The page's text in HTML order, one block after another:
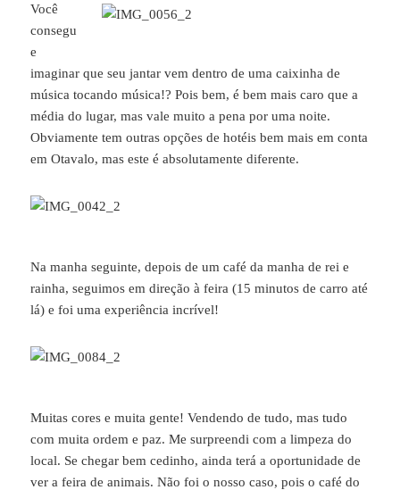
Você
consegu
e
imaginar que seu jantar vem dentro de uma caixinha de
música tocando música!? Pois bem, é bem mais caro que a
média do lugar, mas vale muito a pena por uma noite.
Obviamente tem outras opções de hotéis bem mais em conta
em Otavalo, mas este é absolutamente diferente.
Na manha seguinte, depois de um café da manha de rei e
rainha, seguimos em direção à feira (15 minutos de carro até
lá) e foi uma experiência incrível!
Muitas cores e muita gente! Vendendo de tudo, mas tudo
com muita ordem e paz. Me surpreendi com a limpeza do
local. Se chegar bem cedinho, ainda terá a oportunidade de
ver a feira de animais. Não foi o nosso caso, pois o café do